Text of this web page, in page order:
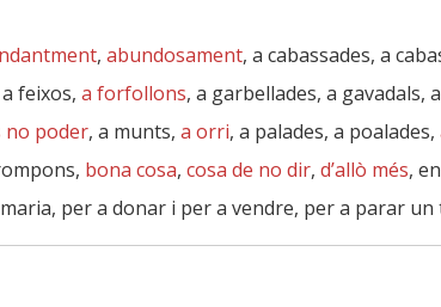
, abundosament, a cabassades, a
feixos, a forfollons, a garbellades, a gavadals,
no poder, a munts, a orri, a palades, a poalades,
bona cosa, cosa de no dir, d’allò més,
per a donar i per a vendre, per a parar un